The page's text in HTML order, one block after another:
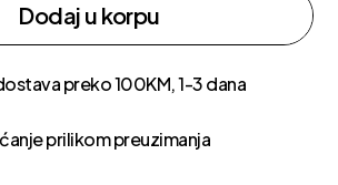
Dodaj u korpu
preko 100KM, 1-3 dana
prilikom preuzimanja